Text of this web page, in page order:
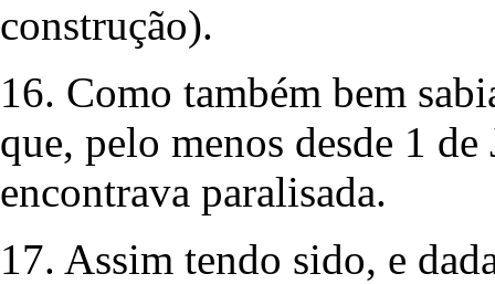
construção).
16. Como também bem
que, pelo menos desde 1
encontrava paralisada.
17. Assim tendo sido, e